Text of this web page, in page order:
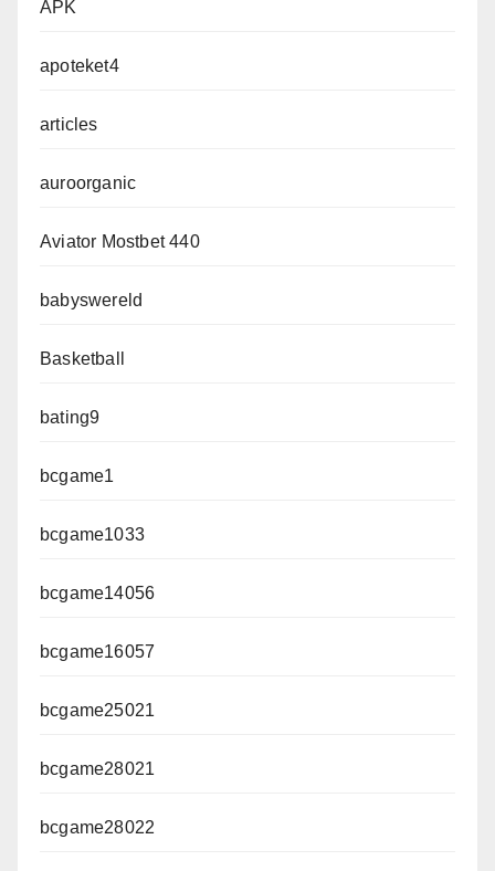
APK
apoteket4
articles
auroorganic
Aviator Mostbet 440
babyswereld
Basketball
bating9
bcgame1
bcgame1033
bcgame14056
bcgame16057
bcgame25021
bcgame28021
bcgame28022